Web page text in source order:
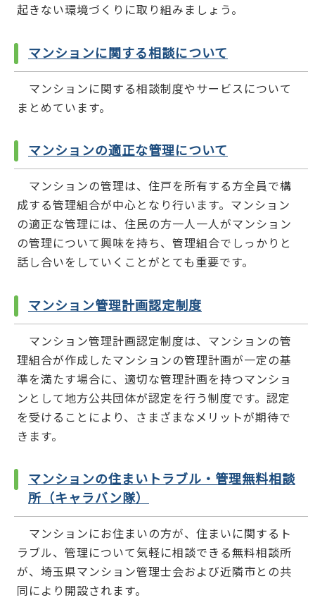
起きない環境づくりに取り組みましょう。
マンションに関する相談について
マンションに関する相談制度やサービスについて
まとめています。
マンションの適正な管理について
マンションの管理は、住戸を所有する方全員で構
成する管理組合が中心となり行います。マンション
の適正な管理には、住民の方一人一人がマンション
の管理について興味を持ち、管理組合でしっかりと
話し合いをしていくことがとても重要です。
マンション管理計画認定制度
マンション管理計画認定制度は、マンションの管
理組合が作成したマンションの管理計画が一定の基
準を満たす場合に、適切な管理計画を持つマンショ
ンとして地方公共団体が認定を行う制度です。認定
を受けることにより、さまざまなメリットが期待で
きます。
マンションの住まいトラブル・管理無料相談
所（キャラバン隊）
マンションにお住まいの方が、住まいに関するト
ラブル、管理について気軽に相談できる無料相談所
が、埼玉県マンション管理士会および近隣市との共
同により開設されます。